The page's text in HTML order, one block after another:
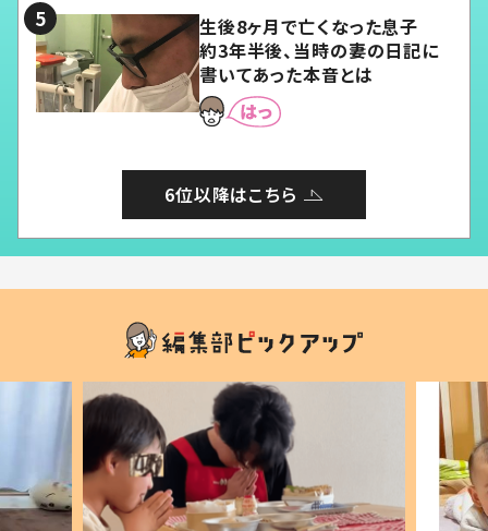
生後8ヶ月で亡くなった息子
約3年半後、当時の妻の日記に
書いてあった本音とは
6位以降はこちら